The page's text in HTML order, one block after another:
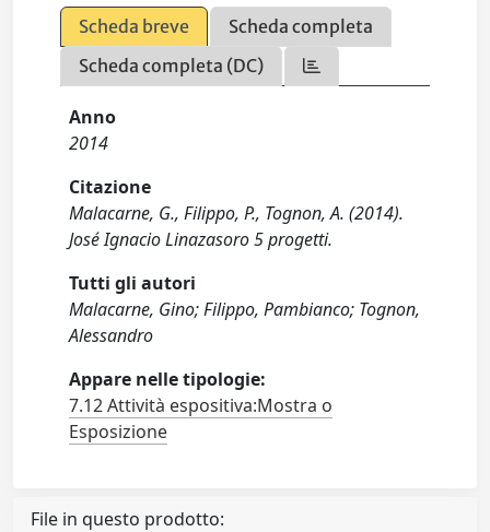
Scheda breve
Scheda completa
Scheda completa (DC)
Anno
2014
Citazione
Malacarne, G., Filippo, P., Tognon, A. (2014).
José Ignacio Linazasoro 5 progetti.
Tutti gli autori
Malacarne, Gino; Filippo, Pambianco; Tognon,
Alessandro
Appare nelle tipologie:
7.12 Attività espositiva:Mostra o
Esposizione
File in questo prodotto: